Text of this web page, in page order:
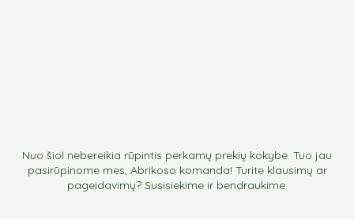
Nuo šiol nebereikia rūpintis perkamų prekių kokybe. Tuo jau
pasirūpinome mes, Abrikoso komanda! Turite klausimų ar
pageidavimų? Susisiekime ir bendraukime.